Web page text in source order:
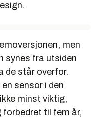
men
synes fra utsiden
de står overfor.
sensor i den
minst viktig,
til fem år,